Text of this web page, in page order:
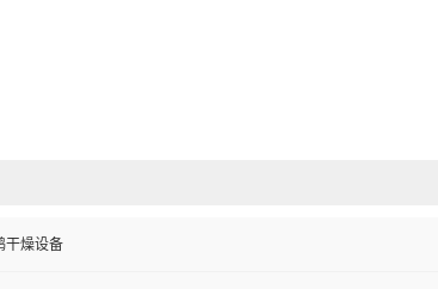
干燥设备